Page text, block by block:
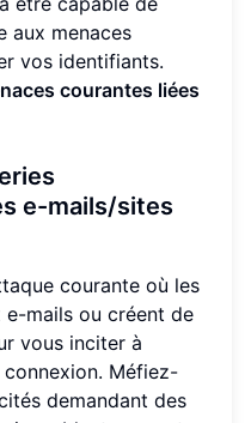
aux menaces
vos identifiants.
courantes liées
e-mails/sites
courante où les
mails ou créent de
vous inciter à
Méfiez-
demandant des